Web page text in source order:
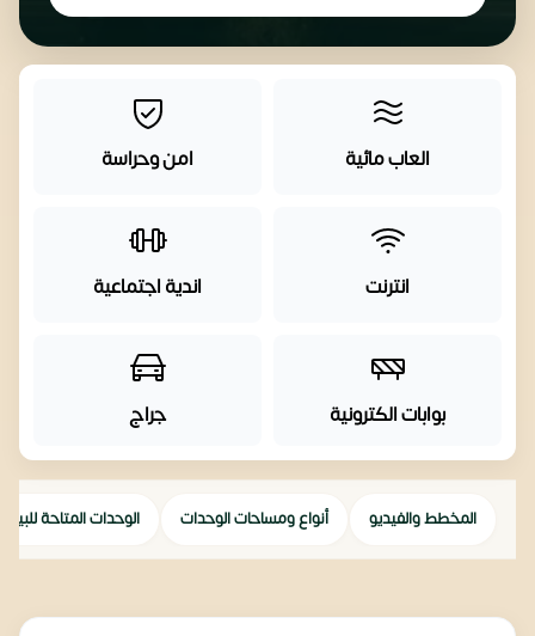
العاب مائية امن وحراسة
انترنت اندية اجتماعية
بوابات الكترونية جراج
المخطط والفيديو أنواع ومساحات الوحدات الوحدات المتاحة للبيع